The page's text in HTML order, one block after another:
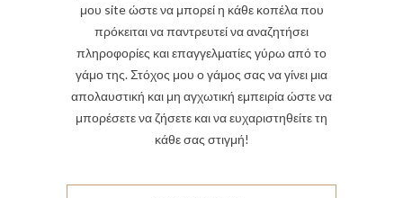
μου site ώστε να μπορεί η κάθε κοπέλα που
πρόκειται να παντρευτεί να αναζητήσει
πληροφορίες και επαγγελματίες γύρω από το
γάμο της. Στόχος μου ο γάμος σας να γίνει μια
απολαυστική και μη αγχωτική εμπειρία ώστε να
μπορέσετε να ζήσετε και να ευχαριστηθείτε τη
κάθε σας στιγμή!